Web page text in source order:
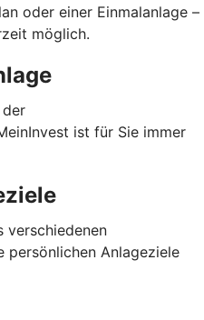
oder einer Einmalanlage –
möglich.
ist für Sie immer
verschiedenen
persönlichen Anlageziele